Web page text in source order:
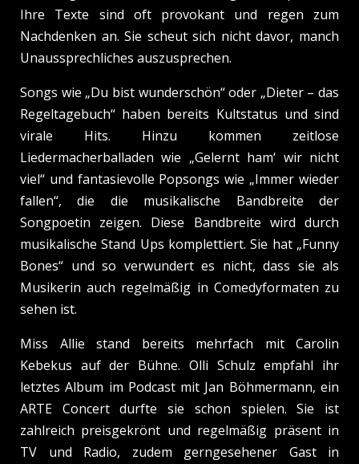
Ihre Texte sind oft provokant und regen zum
Nachdenken an. Sie scheut sich nicht davor, manch
Unaussprechliches auszusprechen.
Songs wie „Du bist wunderschön“ oder „Dieter – das
Regeltagebuch“ haben bereits Kultstatus und sind
virale Hits. Hinzu kommen zeitlose
Liedermacherballaden wie „Gelernt ham‘ wir nicht
viel“ und fantasievolle Popsongs wie „Immer wieder
fallen“, die die musikalische Bandbreite der
Songpoetin zeigen. Diese Bandbreite wird durch
musikalische Stand Ups komplettiert. Sie hat „Funny
Bones“ und so verwundert es nicht, dass sie als
Musikerin auch regelmäßig in Comedyformaten zu
sehen ist.
Miss Allie stand bereits mehrfach mit Carolin
Kebekus auf der Bühne. Olli Schulz empfahl ihr
letztes Album im Podcast mit Jan Böhmermann, ein
ARTE Concert durfte sie schon spielen. Sie ist
zahlreich preisgekrönt und regelmäßig präsent in
TV und Radio, zudem gerngesehener Gast in